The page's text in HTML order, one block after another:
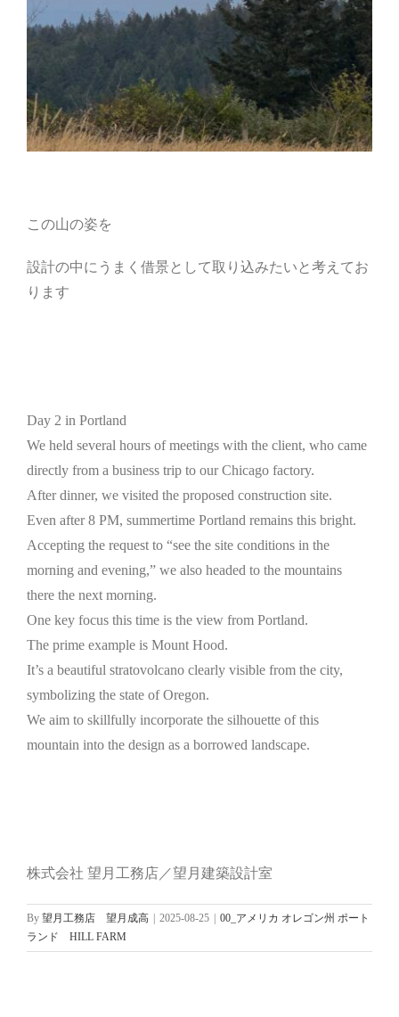
この山の姿を
設計の中にうまく借景として取り込みたいと考えてお
ります
Day 2 in Portland
We held several hours of meetings with the client, who came
directly from a business trip to our Chicago factory.
After dinner, we visited the proposed construction site.
Even after 8 PM, summertime Portland remains this bright.
Accepting the request to “see the site conditions in the
morning and evening,” we also headed to the mountains
there the next morning.
One key focus this time is the view from Portland.
The prime example is Mount Hood.
It’s a beautiful stratovolcano clearly visible from the city,
symbolizing the state of Oregon.
We aim to skillfully incorporate the silhouette of this
mountain into the design as a borrowed landscape.
株式会社 望月工務店／望月建築設計室
By 望月工務店 望月成高 2025-08-25
00_アメリカ オレゴン州 ポート
ランド HILL FARM